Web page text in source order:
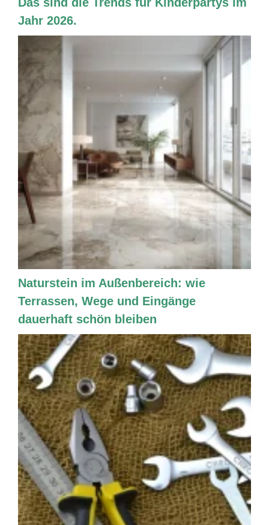
Jahr 2026.
Naturstein im Außenbereich: wie
Terrassen, Wege und Eingänge
dauerhaft schön bleiben